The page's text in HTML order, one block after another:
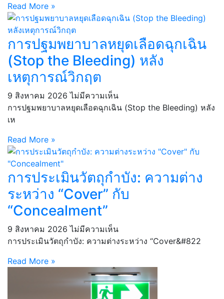
Read More »
การปฐมพยาบาลหยุดเลือดฉุกเฉิน
(Stop the Bleeding) หลัง
เหตุการณ์วิกฤต
9 สิงหาคม 2026ไม่มีความเห็น
การปฐมพยาบาลหยุดเลือดฉุกเฉิน (Stop the Bleeding) หลัง
เห
Read More »
การประเมินวัตถุกำบัง: ความต่าง
ระหว่าง “Cover” กับ
“Concealment”
9 สิงหาคม 2026ไม่มีความเห็น
การประเมินวัตถุกำบัง: ความต่างระหว่าง “Cover&#822
Read More »